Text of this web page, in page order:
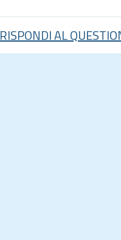
RISPONDI AL